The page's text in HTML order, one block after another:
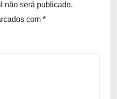
não será publicado.
com *